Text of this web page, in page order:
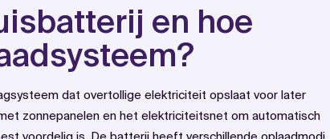
en hoe
dat overtollige elektriciteit opslaat voor later
zonnepanelen en het elektriciteitsnet om automatisch